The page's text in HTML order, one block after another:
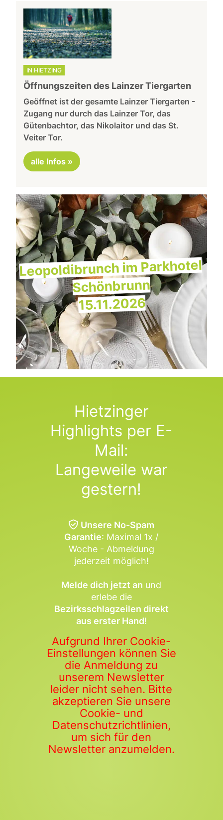
IN HIETZING
Öffnungszeiten des Lainzer Tiergarten
Geöffnet ist der gesamte Lainzer Tiergarten -
Zugang nur durch das Lainzer Tor, das
Gütenbachtor, das Nikolaitor und das St.
Veiter Tor.
alle Infos »
Leopoldibrunch im Parkhotel
Schönbrunn
15.11.2026
Hietzinger
Highlights per E-
Mail:
Langeweile war
gestern!
Unsere No-Spam
Garantie: Maximal 1x /
Woche - Abmeldung
jederzeit möglich!
Melde dich jetzt an und
erlebe die
Bezirksschlagzeilen direkt
aus erster Hand!
Aufgrund Ihrer Cookie-
Einstellungen können Sie
die Anmeldung zu
unserem Newsletter
leider nicht sehen. Bitte
akzeptieren Sie unsere
Cookie- und
Datenschutzrichtlinien,
um sich für den
Newsletter anzumelden.